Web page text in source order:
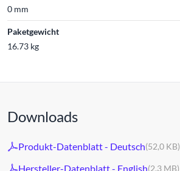
0 mm
Paketgewicht
16.73 kg
Downloads
Produkt-Datenblatt - Deutsch(52,0 KB)
Hersteller-Datenblatt - English(2,3 MB)